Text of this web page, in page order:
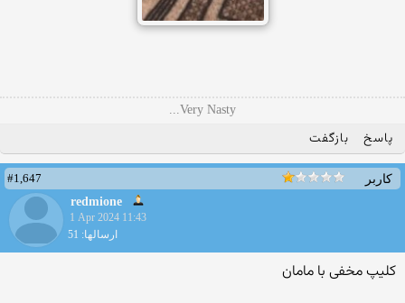
Very Nasty...
پاسخ بازگفت
کاربر
#1,647
redmione
1 Apr 2024 11:43
ارسالها: 51
کلیپ مخفی با مامان